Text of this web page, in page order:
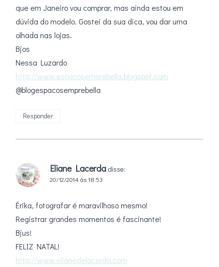
que em Janeiro vou comprar, mas ainda estou em
dúvida do modelo. Gostei da sua dica, vou dar uma
olhada nas lojas.
Bjos
Nessa Luzardo
http://www.espacosemprebella.blogspot.com
@blogespacosemprebella
Responder
Eliane Lacerda disse:
20/12/2014 às 18:53
Érika, fotografar é maravilhoso mesmo!
Registrar grandes momentos é fascinante!
Bjus!
FELIZ NATAL!
http://www.elianedelacerda.com